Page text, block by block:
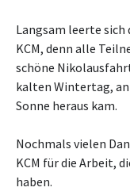
Langsam leerte sich
KCM, denn alle
schöne
kalten Wintertag,
Sonne heraus kam.
Nochmals vielen
KCM für die Arbeit,
haben.